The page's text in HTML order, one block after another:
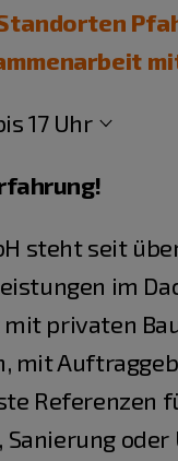
17 Uhr
steht seit
im
privaten
mit
Referenzen
oder